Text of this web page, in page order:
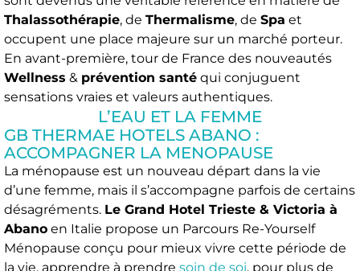
Thalassothérapie, de Thermalisme, de Spa et
occupent une place majeure sur un marché porteur.
En avant-première, tour de France des nouveautés
Wellness & prévention santé qui conjuguent
sensations vraies et valeurs authentiques.
L’EAU ET LA FEMME
GB THERMAE HOTELS ABANO :
ACCOMPAGNER LA MENOPAUSE
La ménopause est un nouveau départ dans la vie
d’une femme, mais il s’accompagne parfois de certains
désagréments. Le Grand Hotel Trieste & Victoria à
Abano en Italie propose un Parcours Re-Yourself
Ménopause conçu pour mieux vivre cette période de
la vie, apprendre à prendre soin de soi, pour plus de